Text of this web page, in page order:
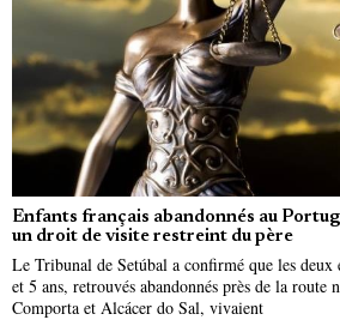
Enfants français abandonnés au
un droit de visite restreint du père
Le Tribunal de Setúbal a confirmé que les deux
et 5 ans, retrouvés abandonnés près de la route
Comporta et Alcácer do Sal, vivaient